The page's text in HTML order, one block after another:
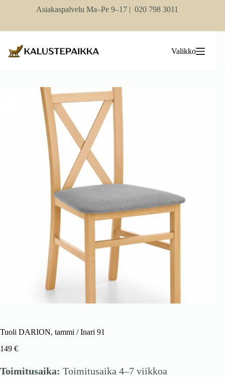
Asiakaspalvelu Ma–Pe 9–17 | 020 798 3011
Valikko
Tuoli DARION, tammi / Inari 91
149 €
Toimitusaika: Toimitusaika 4–7 viikkoa